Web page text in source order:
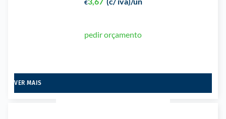
€
pedir orçamento
VER MAIS